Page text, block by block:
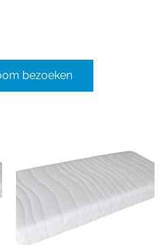
bezoeken